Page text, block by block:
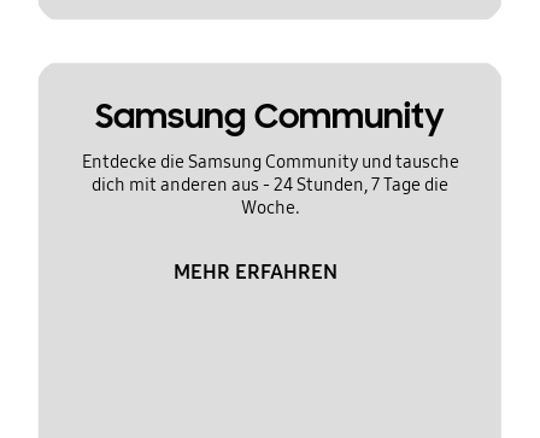
Samsung Community
Entdecke die Samsung Community und tausche
dich mit anderen aus - 24 Stunden, 7 Tage die
Woche.
MEHR ERFAHREN